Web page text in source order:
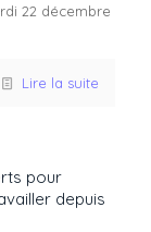
22 décembre
Lire la suite
pour
depuis